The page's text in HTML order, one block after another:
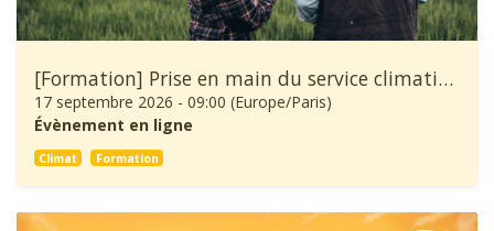
[Formation] Prise en main du service climatique Climadiag Agriculture et Forêt
17 septembre 2026 - 09:00 (Europe/Paris)
Évènement en ligne
Climat Formation